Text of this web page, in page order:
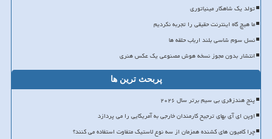
تولد یک شاهکار مینیاتوری
ما هیچ گاه اینترنت حقیقی را تجربه نکردیم
نسل سوم شاسی بلند ارباب حلقه ها
انتشار بدون مجوز نسخه هوش مصنوعی یک عکس هنری
پربحث ترین ها
پنج هندزفری بی سیم برتر سال ۲۰۲۶
اوپن ای آی بهای ترجیح کارمندان خارجی به آمریکایی را می پردازد
چرا کامیون های کشنده همزمان از سه نوع لاستیک متفاوت استفاده می کنند؟